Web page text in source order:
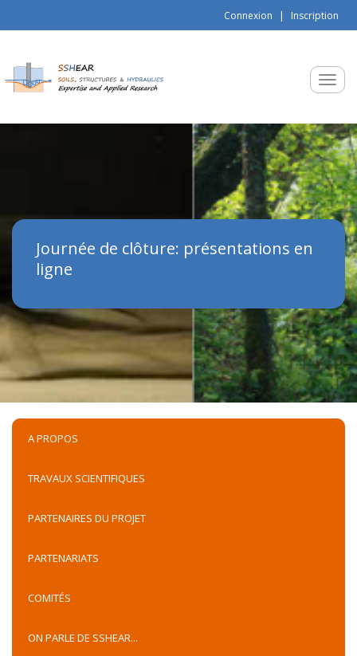
Connexion Inscription
Journée de clôture: présentations en
ligne
A PROPOS
TRAVAUX SCIENTIFIQUES
PARTENAIRES DU PROJET
PARTENARIATS
COMITÉS
ON PARLE DE SSHEAR...